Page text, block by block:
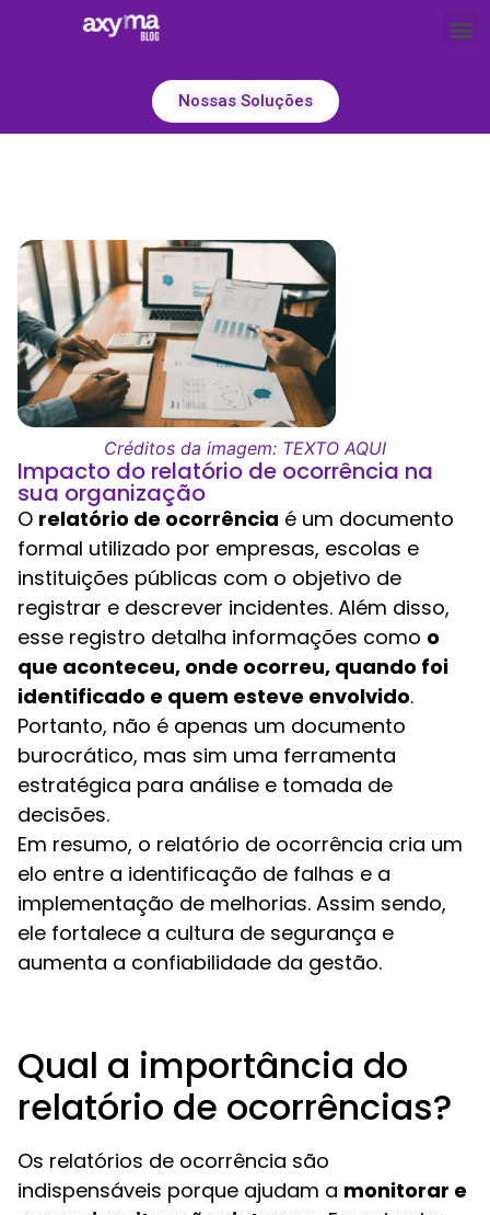
Nossas Soluções
Créditos da imagem: TEXTO AQUI
Impacto do relatório de ocorrência na
sua organização
O relatório de ocorrência é um documento
formal utilizado por empresas, escolas e
instituições públicas com o objetivo de
registrar e descrever incidentes. Além disso,
esse registro detalha informações como o
que aconteceu, onde ocorreu, quando foi
identificado e quem esteve envolvido.
Portanto, não é apenas um documento
burocrático, mas sim uma ferramenta
estratégica para análise e tomada de
decisões.
Em resumo, o relatório de ocorrência cria um
elo entre a identificação de falhas e a
implementação de melhorias. Assim sendo,
ele fortalece a cultura de segurança e
aumenta a confiabilidade da gestão.
Qual a importância do
relatório de ocorrências?
Os relatórios de ocorrência são
indispensáveis porque ajudam a monitorar e